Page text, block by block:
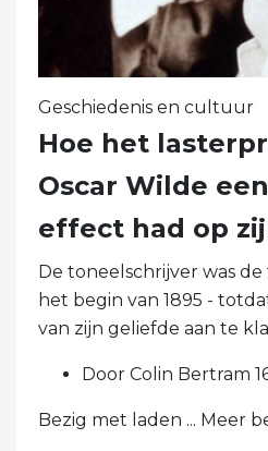
Geschiedenis en cultuur
Hoe het
Oscar Wilde
effect had op
De toneelschrijver was
het begin van 1895 -
van zijn geliefde aan te
Door Colin Bertram
Bezig met laden ... Meer